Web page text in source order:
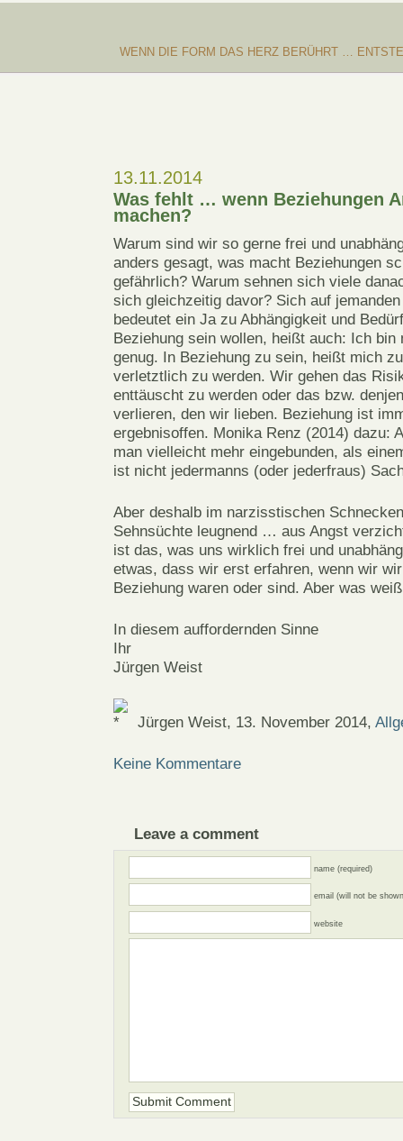
WENN DIE FORM DAS HERZ BERÜHRT …
13.11.2014
Was fehlt … wenn Beziehungen
machen?
Warum sind wir so gerne frei und
anders gesagt, was macht Beziehungen
gefährlich? Warum sehnen sich viele
sich gleichzeitig davor? Sich auf
bedeutet ein Ja zu Abhängigkeit und
Beziehung sein wollen, heißt auch: Ich
genug. In Beziehung zu sein, heißt mich
verletztlich zu werden. Wir gehen das
enttäuscht zu werden oder das bzw.
verlieren, den wir lieben. Beziehung ist
ergebnisoffen. Monika Renz (2014) dazu:
man vielleicht mehr eingebunden, als
ist nicht jedermanns (oder jederfraus)
Aber deshalb im narzisstischen
Sehnsüchte leugnend … aus Angst
ist das, was uns wirklich frei und
etwas, dass wir erst erfahren, wenn wir
Beziehung waren oder sind. Aber was
In diesem auffordernden Sinne
Ihr
Jürgen Weist
Jürgen Weist, 13. November 2014,
Keine Kommentare
Leave a comment
name (required)
email (will not be
website